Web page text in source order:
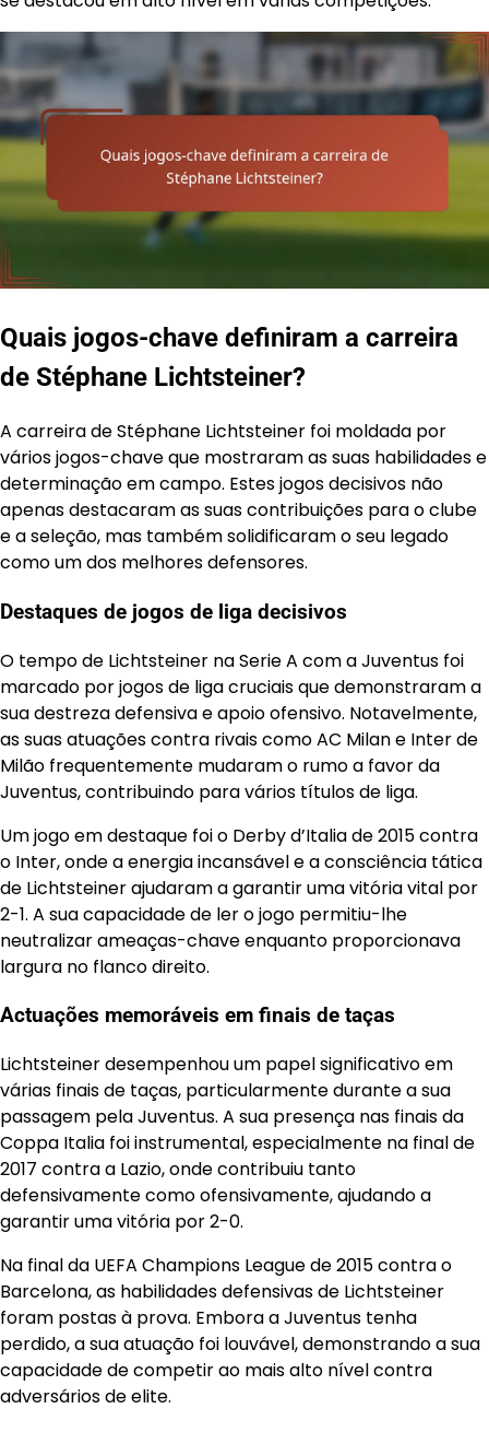
Quais jogos-chave definiram a carreira
de Stéphane Lichtsteiner?
A carreira de Stéphane Lichtsteiner foi moldada por
vários jogos-chave que mostraram as suas habilidades e
determinação em campo. Estes jogos decisivos não
apenas destacaram as suas contribuições para o clube
e a seleção, mas também solidificaram o seu legado
como um dos melhores defensores.
Destaques de jogos de liga decisivos
O tempo de Lichtsteiner na Serie A com a Juventus foi
marcado por jogos de liga cruciais que demonstraram a
sua destreza defensiva e apoio ofensivo. Notavelmente,
as suas atuações contra rivais como AC Milan e Inter de
Milão frequentemente mudaram o rumo a favor da
Juventus, contribuindo para vários títulos de liga.
Um jogo em destaque foi o Derby d’Italia de 2015 contra
o Inter, onde a energia incansável e a consciência tática
de Lichtsteiner ajudaram a garantir uma vitória vital por
2-1. A sua capacidade de ler o jogo permitiu-lhe
neutralizar ameaças-chave enquanto proporcionava
largura no flanco direito.
Actuações memoráveis em finais de taças
Lichtsteiner desempenhou um papel significativo em
várias finais de taças, particularmente durante a sua
passagem pela Juventus. A sua presença nas finais da
Coppa Italia foi instrumental, especialmente na final de
2017 contra a Lazio, onde contribuiu tanto
defensivamente como ofensivamente, ajudando a
garantir uma vitória por 2-0.
Na final da UEFA Champions League de 2015 contra o
Barcelona, as habilidades defensivas de Lichtsteiner
foram postas à prova. Embora a Juventus tenha
perdido, a sua atuação foi louvável, demonstrando a sua
capacidade de competir ao mais alto nível contra
adversários de elite.